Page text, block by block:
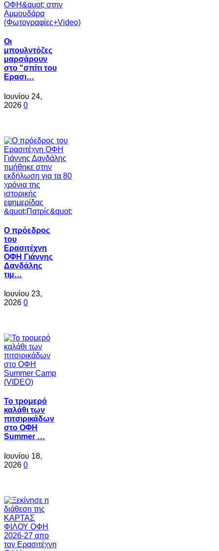
Oι
μπουλντόζες
μαρσάρουν
στο "σπίτι του
Ερασι…
Ιουνίου 24,
2026 0
Ο πρόεδρος
του
Ερασιτέχνη
ΟΦΗ Γιάννης
Δανδάλης
τιμ…
Ιουνίου 23,
2026 0
Το τρομερό
καλάθι των
πιτσιρικάδων
στο ΟΦΗ
Summer …
Ιουνίου 18,
2026 0